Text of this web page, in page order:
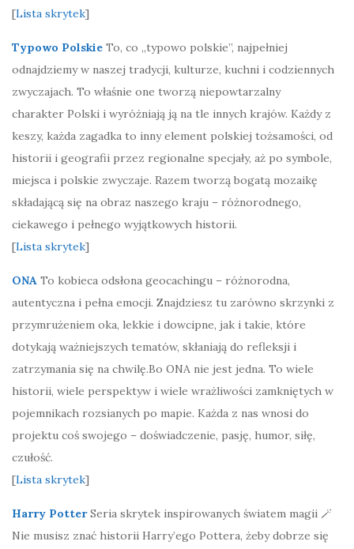
[Lista skrytek]
Typowo Polskie To, co „typowo polskie”, najpełniej
odnajdziemy w naszej tradycji, kulturze, kuchni i codziennych
zwyczajach. To właśnie one tworzą niepowtarzalny
charakter Polski i wyróżniają ją na tle innych krajów. Każdy z
keszy, każda zagadka to inny element polskiej tożsamości, od
historii i geografii przez regionalne specjały, aż po symbole,
miejsca i polskie zwyczaje. Razem tworzą bogatą mozaikę
składającą się na obraz naszego kraju – różnorodnego,
ciekawego i pełnego wyjątkowych historii.
[Lista skrytek]
ONA To kobieca odsłona geocachingu – różnorodna,
autentyczna i pełna emocji. Znajdziesz tu zarówno skrzynki z
przymrużeniem oka, lekkie i dowcipne, jak i takie, które
dotykają ważniejszych tematów, skłaniają do refleksji i
zatrzymania się na chwilę.Bo ONA nie jest jedna. To wiele
historii, wiele perspektyw i wiele wrażliwości zamkniętych w
pojemnikach rozsianych po mapie. Każda z nas wnosi do
projektu coś swojego – doświadczenie, pasję, humor, siłę,
czułość.
[Lista skrytek]
Harry Potter Seria skrytek inspirowanych światem magii 🪄
Nie musisz znać historii Harry’ego Pottera, żeby dobrze się